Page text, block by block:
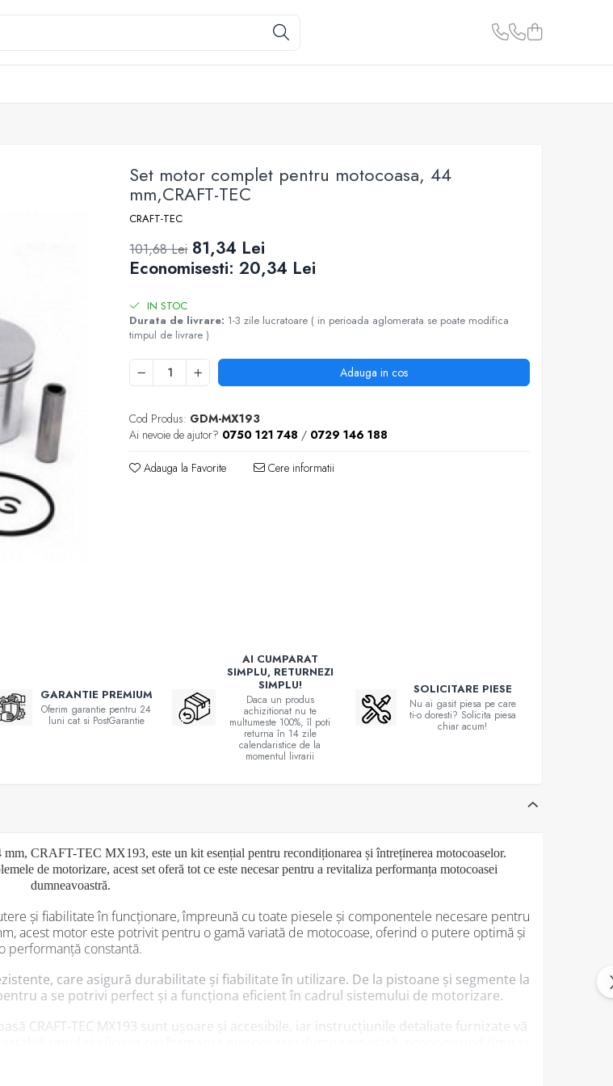
Set motor complet pentru motocoasa, 44
mm,CRAFT-TEC
CRAFT-TEC
101,68 Lei 81,34 Lei
Economisesti:20,34 Lei
IN STOC
Durata de livrare: 1-3 zile lucratoare ( in perioada aglomerata se poate modifica
timpul de livrare )
Adauga in cos
Cod Produs: GDM-MX193
Ai nevoie de ajutor? 0750 121 748 / 0729 146 188
Adauga la Favorite Cere informatii
GARANTIE PREMIUM
Oferim garantie pentru 24
luni cat si PostGarantie
AI CUMPARAT
SIMPLU, RETURNEZI
SIMPLU!
Daca un produs
achizitionat nu te
multumeste 100%, îl poti
returna în 14 zile
calendaristice de la
momentul livrarii
SOLICITARE PIESE
Nu ai gasit piesa pe care
ti-o doresti? Solicita piesa
chiar acum!
CRAFT-TEC MX193, este un kit esențial pentru recondiționarea și întreținerea motocoaselor.
de motorizare, acest set oferă tot ce este necesar pentru a revitaliza performanța motocoasei
dumneavoastră.
și fiabilitate în funcționare, împreună cu toate piesele și componentele necesare pentru
acest motor este potrivit pentru o gamă variată de motocoase, oferind o putere optimă și
o performanță constantă.
care asigură durabilitate și fiabilitate în utilizare. De la pistoane și segmente la
a se potrivi perfect și a funcționa eficient în cadrul sistemului de motorizare.
CRAFT-TEC MX193 sunt ușoare și accesibile, iar instrucțiunile detaliate furnizate vă